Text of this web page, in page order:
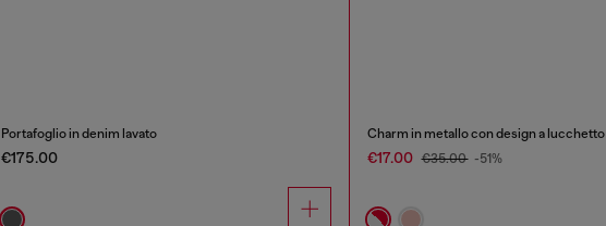
Portafoglio in denim lavato
€175.00
Charm in metallo con design a lucchetto
€17.00 €35.00 -51%